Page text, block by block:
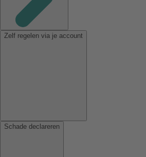
Zelf regelen via je account
Schade declareren